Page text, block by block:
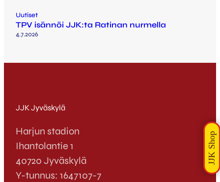
Uutiset
TPV isännöi JJK:ta Ratinan nurmella
4.7.2026
JJK Jyväskylä
Harjun stadion
Ihantolantie 1
40720 Jyväskylä
Y-tunnus: 1647107-7